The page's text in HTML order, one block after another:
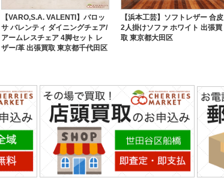
【VARO,S.A. VALENTI】バロッ
サ バレンティ ダイニングチェア/
アームレスチェア 4脚セット レ
ザー/革 出張買取 東京都千代田区
【浜本工芸】ソフトレザー 合皮
2人掛けソファ ホワイト 出張買
取 東京都大田区